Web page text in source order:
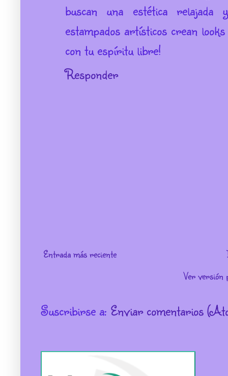
buscan una estética
estampados artísticos crean
con tu espíritu libre!
Responder
Entrada más reciente
Ver versión
Suscribirse a: Enviar comentarios